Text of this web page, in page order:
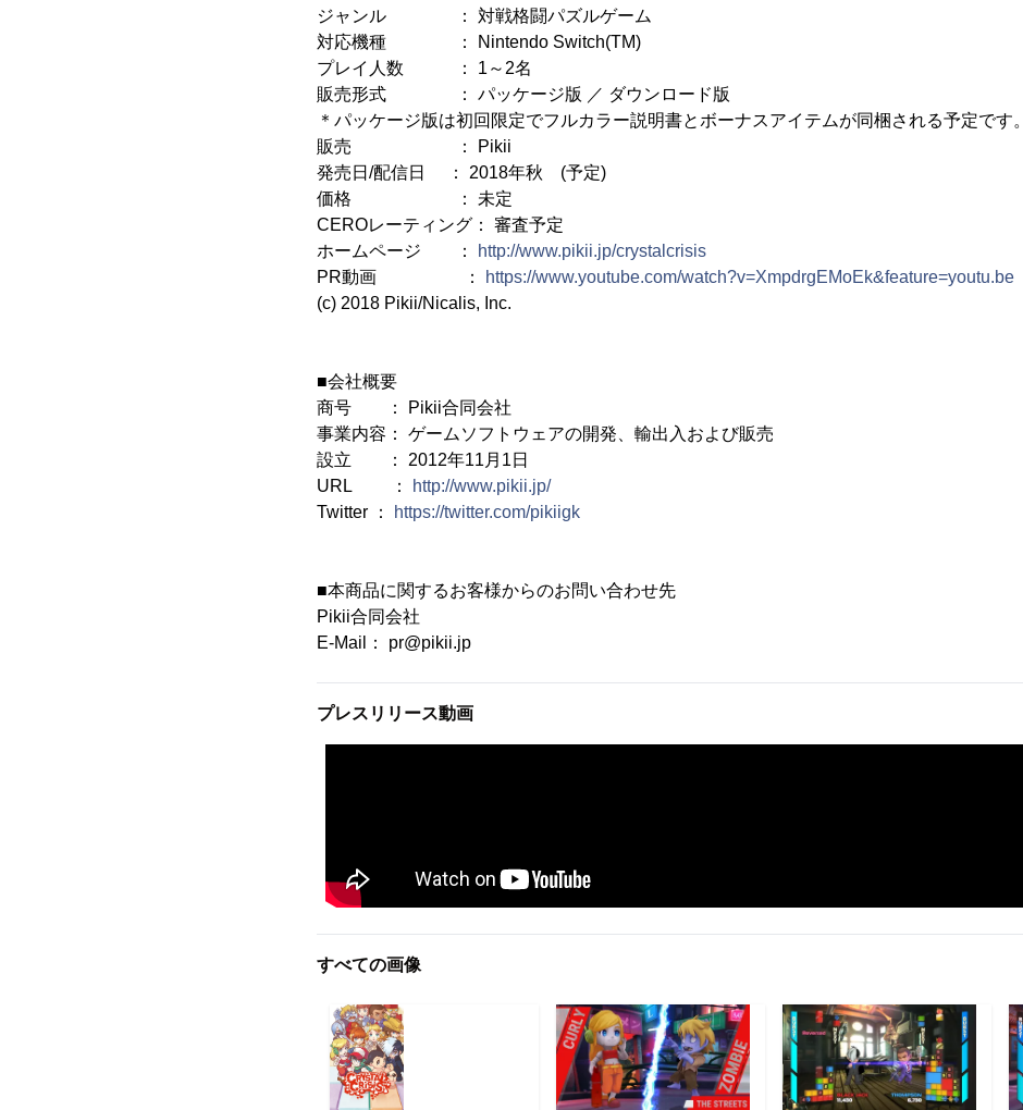
ジャンル ： 対戦格闘パズルゲーム
対応機種 ： Nintendo Switch(TM)
プレイ人数 ： 1～2名
販売形式 ： パッケージ版 ／ ダウンロード版
＊パッケージ版は初回限定でフルカラー説明書とボーナスアイテムが同梱される予定です。
販売 ： Pikii
発売日/配信日 ： 2018年秋 (予定)
価格 ： 未定
CEROレーティング： 審査予定
ホームページ ：
http://www.pikii.jp/crystalcrisis
PR動画 ：
https://www.youtube.com/watch?v=XmpdrgEMoEk&feature=youtu.be
(c) 2018 Pikii/Nicalis, Inc.
■会社概要
商号 ： Pikii合同会社
事業内容： ゲームソフトウェアの開発、輸出入および販売
設立 ： 2012年11月1日
URL ：
http://www.pikii.jp/
Twitter ：
https://twitter.com/pikiigk
■本商品に関するお客様からのお問い合わせ先
Pikii合同会社
E-Mail： pr@pikii.jp
プレスリリース動画
すべての画像